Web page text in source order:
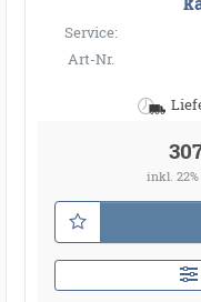
Service:
Art-Nr.
inkl. 22%
●
●
●
●
●
●
●
●
●